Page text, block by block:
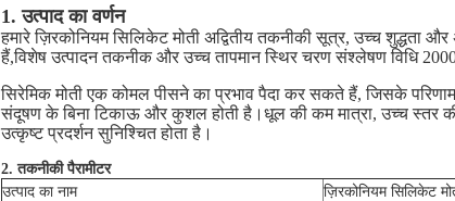
1. उत्पाद का वर्णन
हमारे ज़िरकोनियम सिलिकेट मोती अद्वितीय तकनीकी सूत्र, उच्च शुद्धता
हैं,विशेष उत्पादन तकनीक और उच्च तापमान स्थिर चरण संश्लेषण विधि
सिरेमिक मोती एक कोमल पीसने का प्रभाव पैदा कर सकते हैं, जिसके
संदूषण के बिना टिकाऊ और कुशल होती है।धूल की कम मात्रा, उच्च स्तर की
उत्कृष्ट प्रदर्शन सुनिश्चित होता है।
2. तकनीकी पैरामीटर
उत्पाद का नाम
ज़िरकोनियम सिलिकेट